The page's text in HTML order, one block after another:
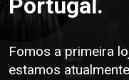
Portugal.
Fomos a primeira
estamos